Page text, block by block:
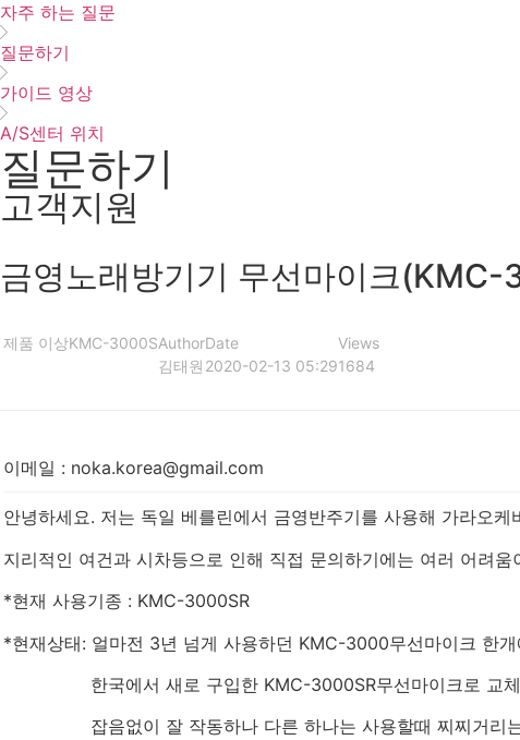
자주 하는 질문
질문하기
가이드 영상
A/S센터 위치
질문하기
고객지원
금영노래방기기 무선마이크(KMC-
제품 이상KMC-3000SAuthor
김태원
Date
2020-02-13 05:29
Views
1684
이메일 : noka.korea@gmail.com
안녕하세요. 저는 독일 베를린에서 금영반주기를 사용해 가라오
지리적인 여건과 시차등으로 인해 직접 문의하기에는 여러 어려
*현재 사용기종 : KMC-3000SR
*현재상태: 얼마전 3년 넘게 사용하던 KMC-3000무선마이크 한
한국에서 새로 구입한 KMC-3000SR무선마이크로 교체했
잡음없이 잘 작동하나 다른 하나는 사용할때 찌찌거리는